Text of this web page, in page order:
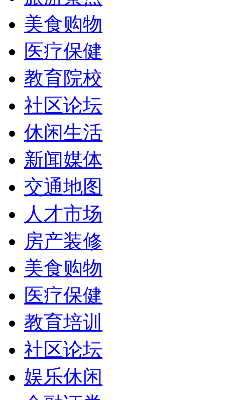
美食购物
医疗保健
教育院校
社区论坛
休闲生活
新闻媒体
交通地图
人才市场
房产装修
美食购物
医疗保健
教育培训
社区论坛
娱乐休闲